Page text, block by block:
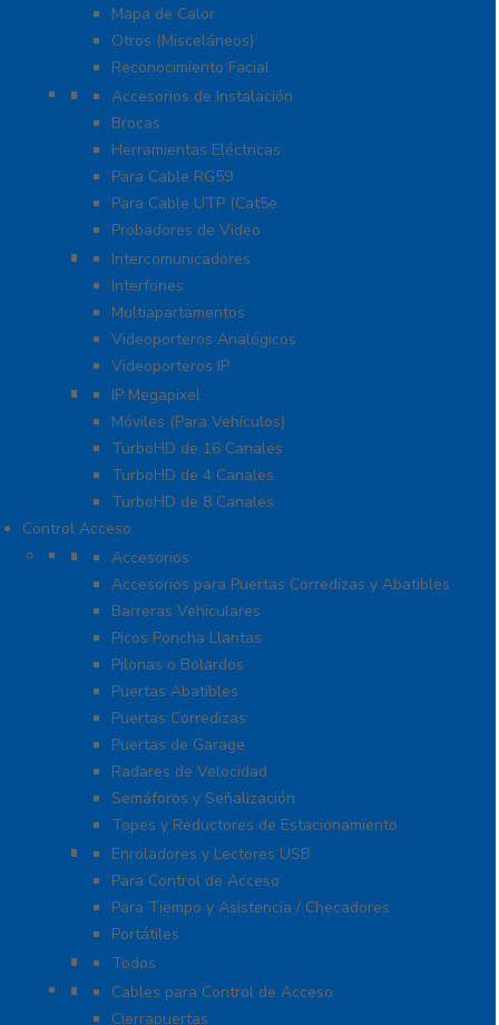
Mapa de Calor
Otros (Misceláneos)
Reconocimiento Facial
Herramientas
Accesorios de Instalación
Brocas
Herramientas Eléctricas
Para Cable RG59
Para Cable UTP (Cat5e
Probadores de Video
Video Porteros E Interfonos
Intercomunicadores
Interfones
Multiapartamentos
Videoporteros Analógicos
Videoporteros IP
Kits- Sistemas Completos
IP Megapixel
Móviles (Para Vehículos)
TurboHD de 16 Canales
TurboHD de 4 Canales
TurboHD de 8 Canales
Control Acceso
Acceso Vehicular
Accesorios
Accesorios para Puertas Corredizas y Abatibles
Barreras Vehiculares
Picos Poncha Llantas
Pilonas o Bolardos
Puertas Abatibles
Puertas Corredizas
Puertas de Garage
Radares de Velocidad
Semáforos y Señalización
Topes y Reductores de Estacionamiento
Biométricos
Enroladores y Lectores USB
Para Control de Acceso
Para Tiempo y Asistencia / Checadores
Portátiles
Administración de Hoteles
Todos
Accesorios
Cables para Control de Acceso
Cierrapuertas